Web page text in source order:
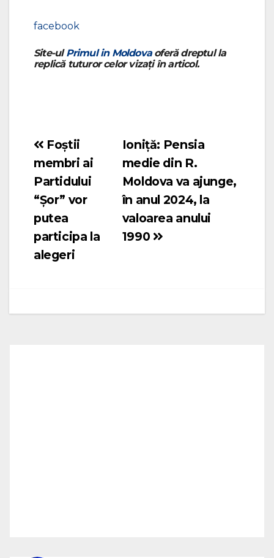
facebook
Site-ulPrimul in Moldovaoferă dreptul la
replică tuturor celor vizați în articol.
Navigare
în
articole
Ioniță: Pensia
medie din R.
Moldova va ajunge,
în anul 2024, la
valoarea anului
1990
Foștii
membri ai
Partidului
“Șor” vor
putea
participa la
alegeri